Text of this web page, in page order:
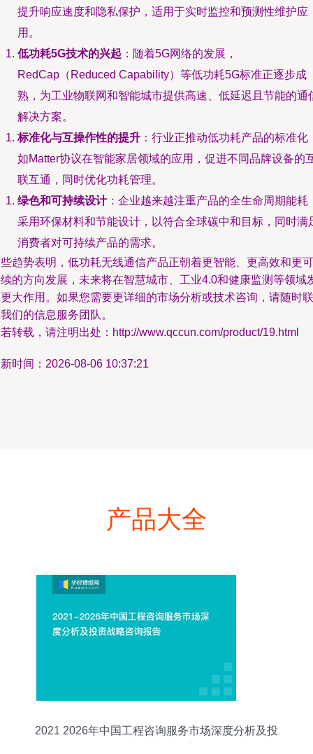
提升响应速度和隐私保护，适用于实时监控和预测性维护应
用。
低功耗5G技术的兴起 ：随着5G网络的发展，
RedCap（Reduced Capability）等低功耗5G标准正逐步成
熟，为工业物联网和智能城市提供高速、低延迟且节能的通
解决方案。
标准化与互操作性的提升 ：行业正推动低功耗产品的标准化
如Matter协议在智能家居领域的应用，促进不同品牌设备的
联互通，同时优化功耗管理。
绿色和可持续设计：企业越来越注重产品的全生命周期能耗
采用环保材料和节能设计，以符合全球碳中和目标，同时满
消费者对可持续产品的需求。
趋势表明，低功耗无线通信产品正朝着更智能、更高效和更可
的方向发展，未来将在智慧城市、工业4.0和健康监测等领域
大作用。如果您需要更详细的市场分析或技术咨询，请随时联
们的信息服务团队。
转载，请注明出处：http://www.qccun.com/product/19.html
时间：2026-08-06 10:37:21
产品大全
2021 2026年中国工程咨询服务市场深度分析及投